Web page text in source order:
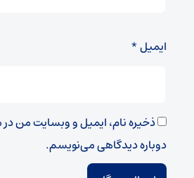
ایمیل*
ذخیره نام، ایمیل و وبسایت من در
دوباره دیدگاهی می‌نویسم.